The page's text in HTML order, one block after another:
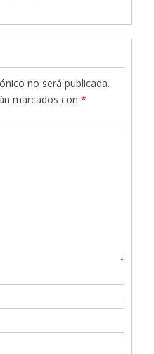
no será publicada.
marcados con*